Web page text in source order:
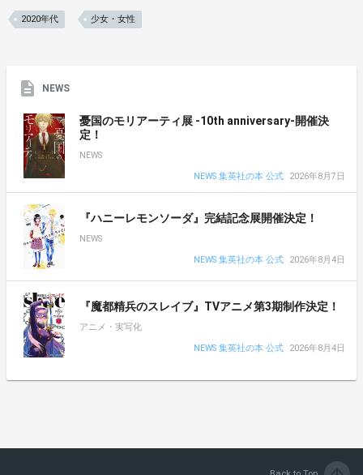
2020年代 少女・女性
NEWS
憂国のモリアーティ展 -10th anniversary-開催決
定！
NEWS
NEWS 集英社の本 公式
2026年8月7日
『ハニーレモンソーダ』完結記念展開催決定！
NEWS
NEWS 集英社の本 公式
2026年8月4日
『魔都精兵のスレイブ』TVアニメ第3期制作決定！
アニメ・実写化
NEWS 集英社の本 公式
2026年8月4日